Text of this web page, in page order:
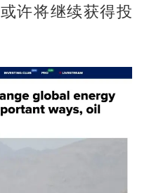
许将继续获得投